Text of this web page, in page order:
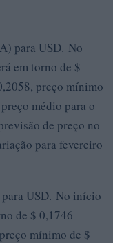
para USD. No
em torno de $
preço mínimo
médio para o
de preço no
para fevereiro
USD. No início
de $ 0,1746
mínimo de $